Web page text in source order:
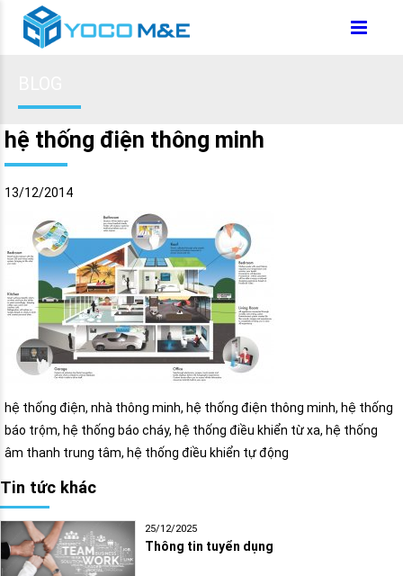
hệ thống điện thông minh
13/12/2014
hệ thống điện, nhà thông minh, hệ thống điện thông minh, hệ thống
báo trộm, hệ thống báo cháy, hệ thống điều khiển từ xa, hệ thống
âm thanh trung tâm, hệ thống điều khiển tự động
Tin tức khác
25/12/2025
Thông tin tuyển dụng